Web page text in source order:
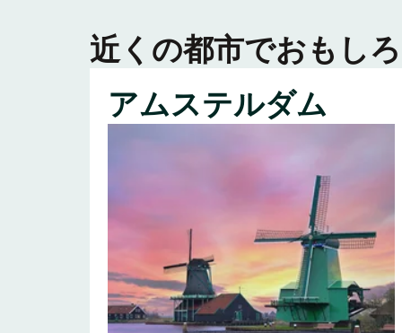
近くの都市でおもし
アムステルダム